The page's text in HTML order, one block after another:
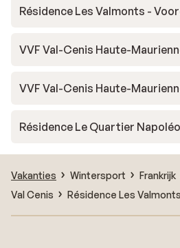
Résidence Les Valmonts -
VVF Val-Cenis Haute-
VVF Val-Cenis Haute-
Résidence Le Quartier
Vakanties Wintersport Frankrijk
Val Cenis
Résidence Les Valmonts